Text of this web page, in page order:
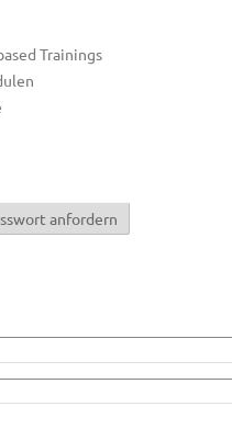
Trainings
anfordern